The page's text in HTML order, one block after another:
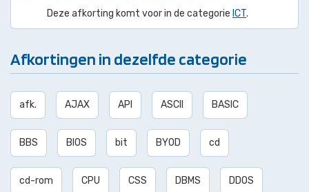
Deze afkorting komt voor in de categorie ICT.
Afkortingen in dezelfde categorie
afk. AJAX API ASCII BASIC
BBS BIOS bit BYOD cd
cd-rom CPU CSS DBMS DDOS